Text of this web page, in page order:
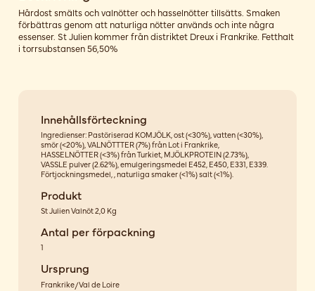
Hårdost smälts och valnötter och hasselnötter tillsätts. Smaken
förbättras genom att naturliga nötter används och inte några
essenser. St Julien kommer från distriktet Dreux i Frankrike. Fetthalt
i torrsubstansen 56,50%
Innehållsförteckning
Ingredienser: Pastöriserad KOMJÖLK, ost (<30%), vatten (<30%),
smör (<20%), VALNÖTTTER (7%) från Lot i Frankrike,
HASSELNÖTTER (<3%) från Turkiet, MJÖLKPROTEIN (2.73%),
VASSLE pulver (2.62%), emulgeringsmedel E452, E450, E331, E339.
Förtjockningsmedel, , naturliga smaker (<1%) salt (<1%).
Produkt
St Julien Valnöt 2,0 Kg
Antal per förpackning
1
Ursprung
Frankrike/Val de Loire